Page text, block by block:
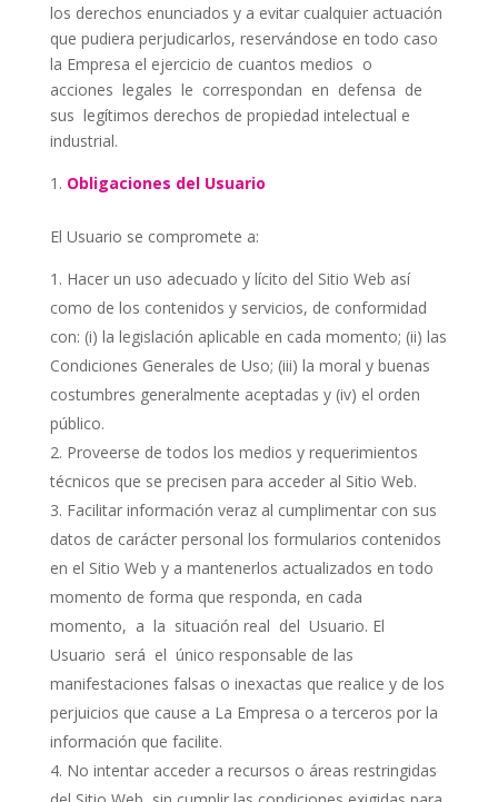
los derechos enunciados y a evitar cualquier actuación
que pudiera perjudicarlos, reservándose en todo caso
la Empresa el ejercicio de cuantos medios o
acciones legales le correspondan en defensa de
sus legítimos derechos de propiedad intelectual e
industrial.
Obligaciones del Usuario
El Usuario se compromete a:
Hacer un uso adecuado y lícito del Sitio Web así
como de los contenidos y servicios, de conformidad
con: (i) la legislación aplicable en cada momento; (ii) las
Condiciones Generales de Uso; (iii) la moral y buenas
costumbres generalmente aceptadas y (iv) el orden
público.
Proveerse de todos los medios y requerimientos
técnicos que se precisen para acceder al Sitio Web.
Facilitar información veraz al cumplimentar con sus
datos de carácter personal los formularios contenidos
en el Sitio Web y a mantenerlos actualizados en todo
momento de forma que responda, en cada
momento, a la situación real del Usuario. El
Usuario será el único responsable de las
manifestaciones falsas o inexactas que realice y de los
perjuicios que cause a La Empresa o a terceros por la
información que facilite.
No intentar acceder a recursos o áreas restringidas